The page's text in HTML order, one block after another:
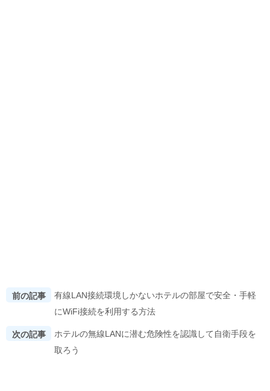
前の記事
有線LAN接続環境しかないホテルの部屋で安全・手軽
にWiFi接続を利用する方法
次の記事
ホテルの無線LANに潜む危険性を認識して自衛手段を
取ろう